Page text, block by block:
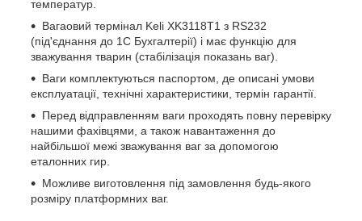
температур.
Вагаовий термінал Keli XK3118T1 з RS232
(під'єднання до 1С Бухгалтерії) і має функцію для
зважування тварин (стабілізація показань ваг).
Ваги комплектуються паспортом, де описані умови
експлуатації, технічні характеристики, термін гарантії.
Перед відправленням ваги проходять повну перевірку
нашими фахівцями, а також навантаження до
найбільшої межі зважування ваг за допомогою
еталонних гир.
Можливе виготовлення під замовлення будь-якого
розміру платформних ваг.